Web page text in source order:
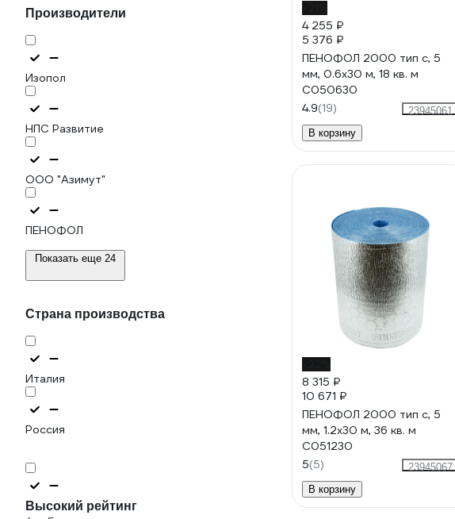
Производители
Изопол
НПС Развитие
ООО "Азимут"
ПЕНОФОЛ
Показать еще 24
Страна производства
Италия
Россия
Высокий рейтинг
4 255 ₽
5 376 ₽
ПЕНОФОЛ 2000 тип с, 5
мм, 0.6х30 м, 18 кв. м
С050630
4.9(19)
23945061
В корзину
8 315 ₽
10 671 ₽
ПЕНОФОЛ 2000 тип с, 5
мм, 1.2х30 м, 36 кв. м
С051230
5(5)
23945067
В корзину